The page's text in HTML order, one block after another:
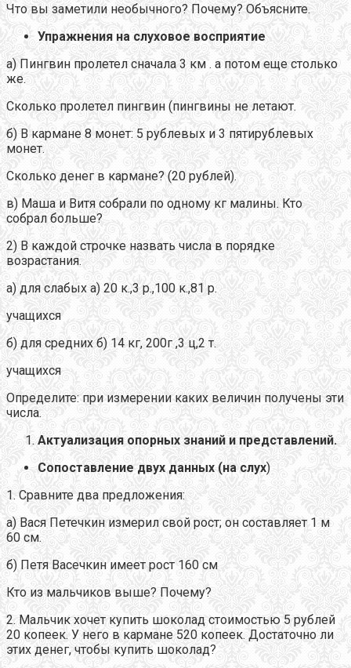
Что вы заметили необычного? Почему? Объясните.
Упражнения на слуховое восприятие
а) Пингвин пролетел сначала 3 км . а потом еще столько
же.
Сколько пролетел пингвин (пингвины не летают.
б) В кармане 8 монет: 5 рублевых и 3 пятирублевых
монет.
Сколько денег в кармане? (20 рублей).
в) Маша и Витя собрали по одному кг малины. Кто
собрал больше?
2) В каждой строчке назвать числа в порядке
возрастания.
а) для слабых а) 20 к.,3 р.,100 к.,81 р.
учащихся
б) для средних б) 14 кг, 200г ,3 ц,2 т.
учащихся
Определите: при измерении каких величин получены эти
числа.
Актуализация опорных знаний и представлений.
Сопоставление двух данных (на слух)
1. Сравните два предложения:
а) Вася Петечкин измерил свой рост; он составляет 1 м
60 см.
б) Петя Васечкин имеет рост 160 см
Кто из мальчиков выше? Почему?
2. Мальчик хочет купить шоколад стоимостью 5 рублей
20 копеек. У него в кармане 520 копеек. Достаточно ли
этих денег, чтобы купить шоколад?